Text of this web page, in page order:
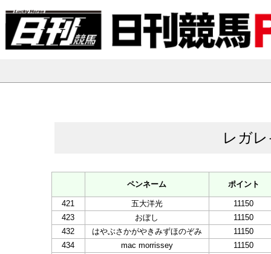
レガ
ペンネーム ポイント
421 五大洋光
11150
423
おぼし
11150
432
はやぶさかがやきみずほのぞみ
11150
434
mac morrissey
11150